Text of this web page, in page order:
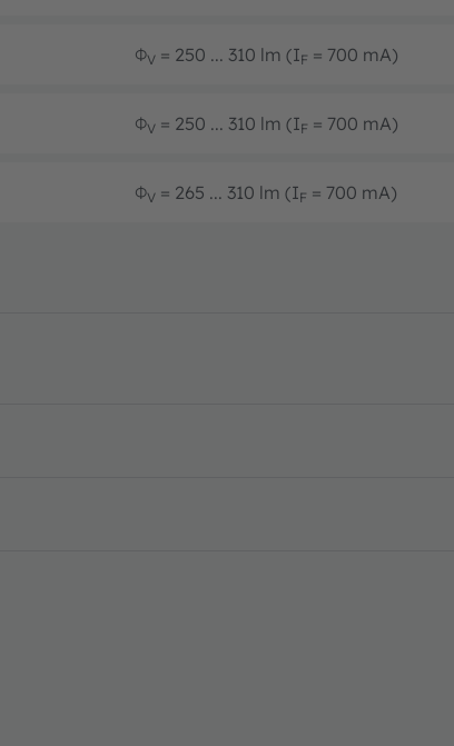
ΦV = 250 ... 310 lm (IF = 700 mA)
ΦV = 250 ... 310 lm (IF = 700 mA)
ΦV = 265 ... 310 lm (IF = 700 mA)